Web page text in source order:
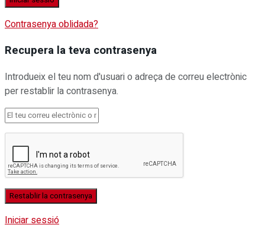
Contrasenya oblidada?
Recupera la teva contrasenya
Introdueix el teu nom d'usuari o adreça de correu electrònic
per restablir la contrasenya.
Iniciar sessió